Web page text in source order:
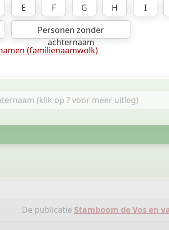
E F G H I
Personen zonder
achternaam
(familienaamwolk)
De publicatie Stamboom de Vos en